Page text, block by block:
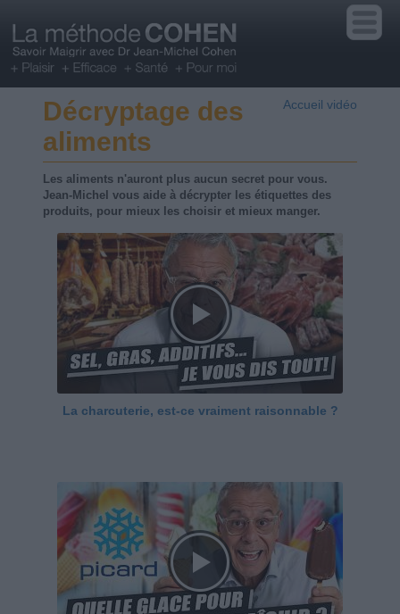
Accueil vidéo
Décryptage des
aliments
Les aliments n'auront plus aucun secret pour vous.
Jean-Michel vous aide à décrypter les étiquettes des
produits, pour mieux les choisir et mieux manger.
La charcuterie, est-ce vraiment raisonnable ?